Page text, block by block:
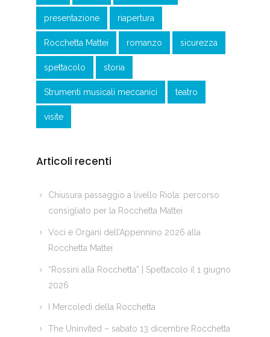
presentazione riapertura
Rocchetta Mattei romanzo sicurezza
spettacolo storia
Strumenti musicali meccanici teatro
visite
Articoli recenti
Chiusura passaggio a livello Riola: percorso
consigliato per la Rocchetta Mattei
Voci e Organi dell’Appennino 2026 alla
Rocchetta Mattei
“Rossini alla Rocchetta” | Spettacolo il 1 giugno
2026
I Mercoledì della Rocchetta
The Uninvited – sabato 13 dicembre Rocchetta